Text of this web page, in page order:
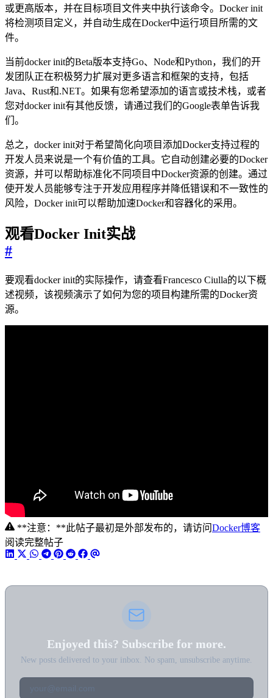
或更高版本，并在目标项目文件夹中执行该命令。Docker init
将检测项目定义，并自动生成在Docker中运行项目所需的文
件。
当前docker init的Beta版本支持Go、Node和Python，我们的开
发团队正在积极努力扩展对更多语言和框架的支持，包括
Java、Rust和.NET。如果有您希望添加的语言或技术栈，或者
您对docker init有其他反馈，请通过我们的Google表单告诉我
们。
总之，docker init对于希望简化向项目添加Docker支持过程的
开发人员来说是一个有价值的工具。它自动创建必要的Docker
资源，并可以帮助标准化不同项目中Docker资源的创建。通过
使开发人员能够专注于开发应用程序并降低错误和不一致性的
风险，Docker init可以帮助加速Docker和容器化的采用。
观看Docker Init实战
#
要观看docker init的实际操作，请查看Francesco Ciulla的以下概
述视频，该视频演示了如何为您的项目构建所需的Docker资
源。
**注意：**此帖子最初是外部发布的，请访问Docker博客
阅读完整帖子
Enjoyed this? Subscribe for more.
New posts delivered to your inbox. No spam, unsubscribe anytime.